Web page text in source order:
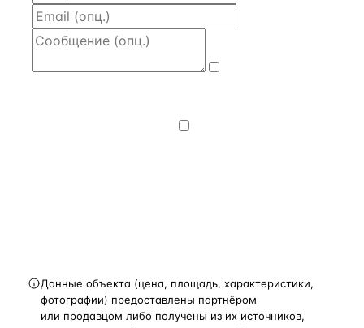
Данные объекта (цена, площадь, характеристики,
фотографии) предоставлены партнёром
или продавцом либо получены из их источников,